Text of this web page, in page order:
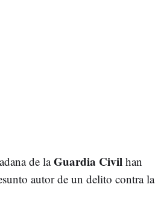
de laGuardia Civil han
autor de un delito contra la